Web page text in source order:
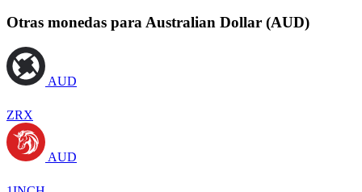
Otras monedas para Australian Dollar (AUD)
AUD
ZRX
AUD